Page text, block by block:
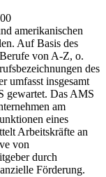
amerikanischen
Auf Basis des
von A-Z, o.
des
umfasst insgesamt
gewartet. Das AMS
am
eines
Arbeitskräfte an
von
durch
Förderung.